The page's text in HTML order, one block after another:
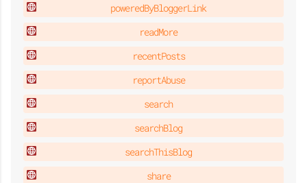
poweredByBloggerLink
readMore
recentPosts
reportAbuse
search
searchBlog
searchThisBlog
share